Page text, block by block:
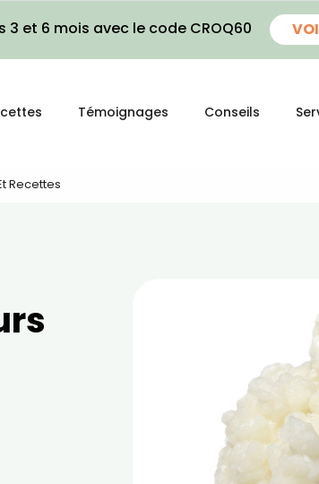
3 et 6 mois avec le code CROQ60
Témoignages Conseils
Recettes